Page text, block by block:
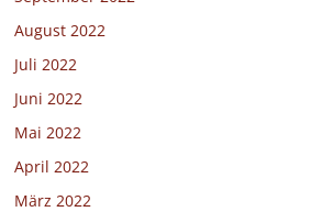
August 2022
Juli 2022
Juni 2022
Mai 2022
April 2022
März 2022